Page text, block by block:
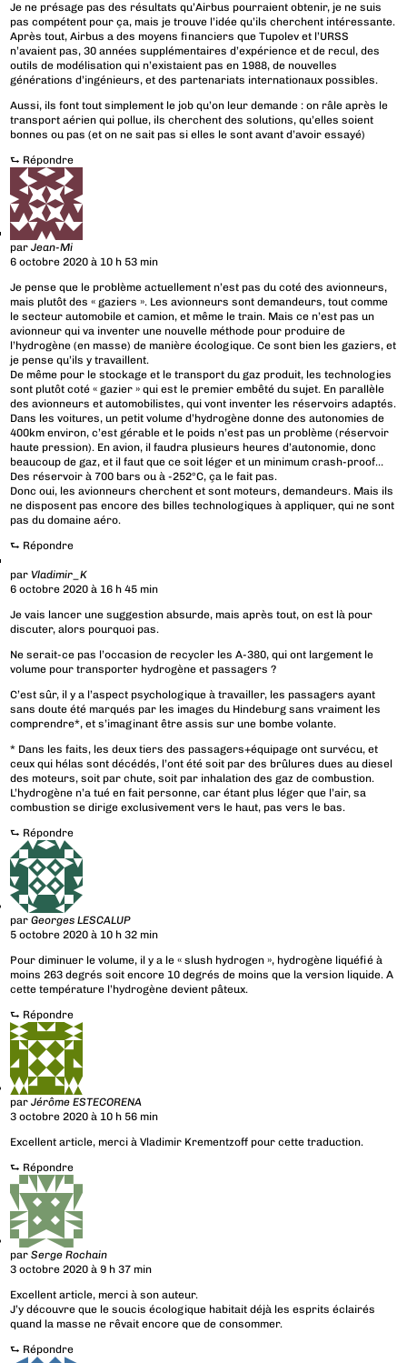
Je ne présage pas des résultats qu’Airbus pourraient obtenir, je ne suis
pas compétent pour ça, mais je trouve l’idée qu’ils cherchent intéressante.
Après tout, Airbus a des moyens financiers que Tupolev et l’URSS
n’avaient pas, 30 années supplémentaires d’expérience et de recul, des
outils de modélisation qui n’existaient pas en 1988, de nouvelles
générations d’ingénieurs, et des partenariats internationaux possibles.
Aussi, ils font tout simplement le job qu’on leur demande : on râle après le
transport aérien qui pollue, ils cherchent des solutions, qu’elles soient
bonnes ou pas (et on ne sait pas si elles le sont avant d’avoir essayé)
⮑ Répondre
parJean-Mi
6 octobre 2020 à 10 h 53 min
Je pense que le problème actuellement n’est pas du coté des avionneurs,
mais plutôt des « gaziers ». Les avionneurs sont demandeurs, tout comme
le secteur automobile et camion, et même le train. Mais ce n’est pas un
avionneur qui va inventer une nouvelle méthode pour produire de
l’hydrogène (en masse) de manière écologique. Ce sont bien les gaziers, et
je pense qu’ils y travaillent.
De même pour le stockage et le transport du gaz produit, les technologies
sont plutôt coté « gazier » qui est le premier embêté du sujet. En parallèle
des avionneurs et automobilistes, qui vont inventer les réservoirs adaptés.
Dans les voitures, un petit volume d’hydrogène donne des autonomies de
400km environ, c’est gérable et le poids n’est pas un problème (réservoir
haute pression). En avion, il faudra plusieurs heures d’autonomie, donc
beaucoup de gaz, et il faut que ce soit léger et un minimum crash-proof…
Des réservoir à 700 bars ou à -252°C, ça le fait pas.
Donc oui, les avionneurs cherchent et sont moteurs, demandeurs. Mais ils
ne disposent pas encore des billes technologiques à appliquer, qui ne sont
pas du domaine aéro.
⮑ Répondre
parVladimir_K
6 octobre 2020 à 16 h 45 min
Je vais lancer une suggestion absurde, mais après tout, on est là pour
discuter, alors pourquoi pas.
Ne serait-ce pas l’occasion de recycler les A-380, qui ont largement le
volume pour transporter hydrogène et passagers ?
C’est sûr, il y a l’aspect psychologique à travailler, les passagers ayant
sans doute été marqués par les images du Hindeburg sans vraiment les
comprendre*, et s’imaginant être assis sur une bombe volante.
* Dans les faits, les deux tiers des passagers+équipage ont survécu, et
ceux qui hélas sont décédés, l’ont été soit par des brûlures dues au diesel
des moteurs, soit par chute, soit par inhalation des gaz de combustion.
L’hydrogène n’a tué en fait personne, car étant plus léger que l’air, sa
combustion se dirige exclusivement vers le haut, pas vers le bas.
⮑ Répondre
parGeorges LESCALUP
5 octobre 2020 à 10 h 32 min
Pour diminuer le volume, il y a le « slush hydrogen », hydrogène liquéfié à
moins 263 degrés soit encore 10 degrés de moins que la version liquide. A
cette température l’hydrogène devient pâteux.
⮑ Répondre
parJérôme ESTECORENA
3 octobre 2020 à 10 h 56 min
Excellent article, merci à Vladimir Krementzoff pour cette traduction.
⮑ Répondre
parSerge Rochain
3 octobre 2020 à 9 h 37 min
Excellent article, merci à son auteur.
J’y découvre que le soucis écologique habitait déjà les esprits éclairés
quand la masse ne rêvait encore que de consommer.
⮑ Répondre